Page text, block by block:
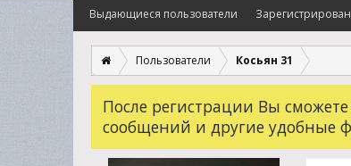
Пользователи Косьян 31
После регистрации Вы
сообщений и другие удобные
Выдающиеся пользователи